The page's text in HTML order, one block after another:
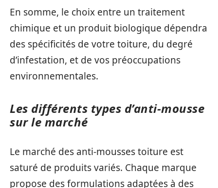
En somme, le choix entre un traitement
chimique et un produit biologique dépendra
des spécificités de votre toiture, du degré
d’infestation, et de vos préoccupations
environnementales.
Les différents types d’anti-mousse
sur le marché
Le marché des anti-mousses toiture est
saturé de produits variés. Chaque marque
propose des formulations adaptées à des